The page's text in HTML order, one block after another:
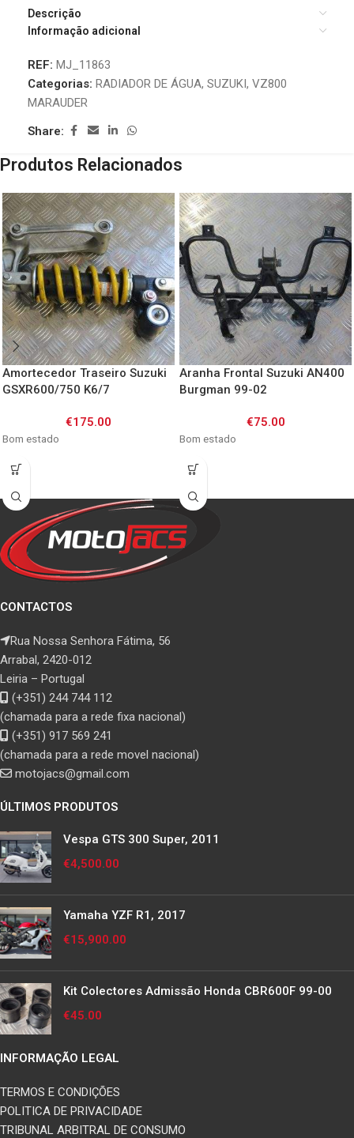
Descrição
Informação adicional
REF: MJ_11863
Categorias: RADIADOR DE ÁGUA, SUZUKI, VZ800
MARAUDER
Share:
Produtos Relacionados
Amortecedor Traseiro Suzuki
GSXR600/750 K6/7
€175.00
Bom estado
Aranha Frontal Suzuki AN400
Burgman 99-02
€75.00
Bom estado
CONTACTOS
Rua Nossa Senhora Fátima, 56
Arrabal, 2420-012
Leiria – Portugal
(+351) 244 744 112
(chamada para a rede fixa nacional)
(+351) 917 569 241
(chamada para a rede movel nacional)
motojacs@gmail.com
ÚLTIMOS PRODUTOS
Vespa GTS 300 Super, 2011
€4,500.00
Yamaha YZF R1, 2017
€15,900.00
Kit Colectores Admissão Honda CBR600F 99-00
€45.00
INFORMAÇÃO LEGAL
TERMOS E CONDIÇÕES
POLITICA DE PRIVACIDADE
TRIBUNAL ARBITRAL DE CONSUMO